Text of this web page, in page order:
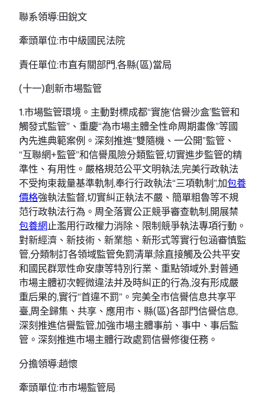
聯系領導:田銳文
牽頭單位:市中級國民法院
責任單位:市直有關部門,各縣(區)當局
(十一)創新市場監管
1.市場監管環境。主動對標成都“實施‘信譽沙盒’監管和
觸發式監管”、重慶“為市場主體全性命周期畫像”等國
內先進典範案例。深刻推進“雙隨機、一公開”監管、
“互聯網+監管”和信譽風險分類監管,切實進步監管的精
準性、有用性。嚴格規范公平文明執法,完美行政執法
不受拘束裁量基準軌制,奉行行政執法“三項軌制”,加包養
價格強執法監督,切實糾正執法不嚴、簡單粗魯等不規
范行政執法行為。周全落實公正競爭審查軌制,開展禁
包養網止濫用行政權力消除、限制競爭執法專項行動。
對新經濟、新技術、新業態、新形式等實行包涵審慎監
管,分類制訂各領域監管免罰清單;除直接觸及公共平安
和國民群眾性命安康等特別行業、重點領域外,對普通
市場主體初次輕微違法并及時糾正的行為,沒有形成嚴
重后果的,實行“首違不罰”。完美全市信譽信息共享平
臺,周全歸集、共享、應用市、縣(區)各部門信譽信息,
深刻推進信譽監管,加強市場主體事前、事中、事后監
管。深刻推進市場主體行政處罰信譽修復任務。
分擔領導:趙懷
牽頭單位:市市場監管局